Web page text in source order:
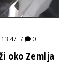
0
oko Zemlja